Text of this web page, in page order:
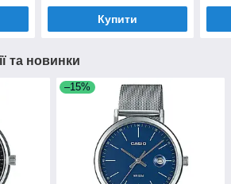
Купити
та новинки
–15%